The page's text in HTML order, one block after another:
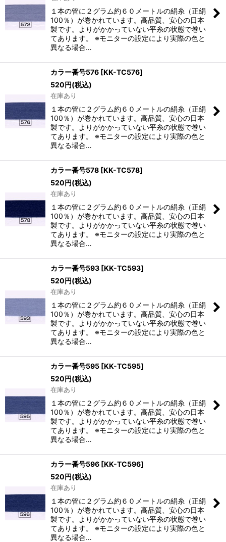
１本の管に２グラム約６０メートルの絹糸（正絹
100％）が巻かれています。高品質、安心の日本
製です。よりがかかっていない平糸の状態で巻い
てあります。 ※モニターの設定により実際の色と
異なる場合…
カラー番号576 [KK-TC576]
520円(税込)
在庫あり
１本の管に２グラム約６０メートルの絹糸（正絹
100％）が巻かれています。高品質、安心の日本
製です。よりがかかっていない平糸の状態で巻い
てあります。 ※モニターの設定により実際の色と
異なる場合…
カラー番号578 [KK-TC578]
520円(税込)
在庫あり
１本の管に２グラム約６０メートルの絹糸（正絹
100％）が巻かれています。高品質、安心の日本
製です。よりがかかっていない平糸の状態で巻い
てあります。 ※モニターの設定により実際の色と
異なる場合…
カラー番号593 [KK-TC593]
520円(税込)
在庫あり
１本の管に２グラム約６０メートルの絹糸（正絹
100％）が巻かれています。高品質、安心の日本
製です。よりがかかっていない平糸の状態で巻い
てあります。 ※モニターの設定により実際の色と
異なる場合…
カラー番号595 [KK-TC595]
520円(税込)
在庫あり
１本の管に２グラム約６０メートルの絹糸（正絹
100％）が巻かれています。高品質、安心の日本
製です。よりがかかっていない平糸の状態で巻い
てあります。 ※モニターの設定により実際の色と
異なる場合…
カラー番号596 [KK-TC596]
520円(税込)
在庫あり
１本の管に２グラム約６０メートルの絹糸（正絹
100％）が巻かれています。高品質、安心の日本
製です。よりがかかっていない平糸の状態で巻い
てあります。 ※モニターの設定により実際の色と
異なる場合…